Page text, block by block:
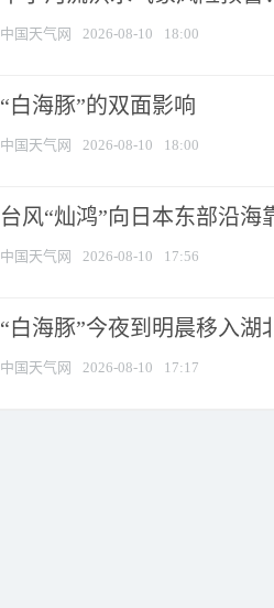
中国天气网 2026-08-10 18:00
​“白海豚”的双面影响
中国天气网 2026-08-10 18:00
台风“灿鸿”向日本东部沿海
中国天气网 2026-08-10 17:56
“白海豚”今夜到明晨移入湖
中国天气网 2026-08-10 17:17